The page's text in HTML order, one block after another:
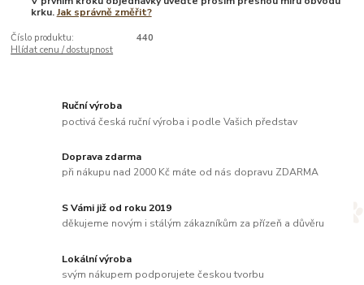
krku.Jak správně změřit?
Číslo produktu:
440
Hlídat cenu / dostupnost
Ruční výroba
poctivá česká ruční výroba i podle Vašich představ
Doprava zdarma
při nákupu nad 2000 Kč máte od nás dopravu ZDARMA
S Vámi již od roku 2019
děkujeme novým i stálým zákazníkům za přízeň a důvěru
Lokální výroba
svým nákupem podporujete českou tvorbu